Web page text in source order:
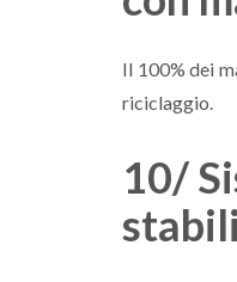
Il 100% dei
riciclaggio.
10/